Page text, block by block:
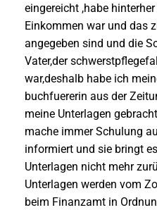
eingereicht ,habe
Einkommen war und das
angegeben sind und die
Vater,der
war,deshalb habe ich
buchfuererin aus der
meine Unterlagen
mache immer Schulung
informiert und sie bringt
Unterlagen nicht mehr
Unterlagen werden vom
beim Finanzamt in